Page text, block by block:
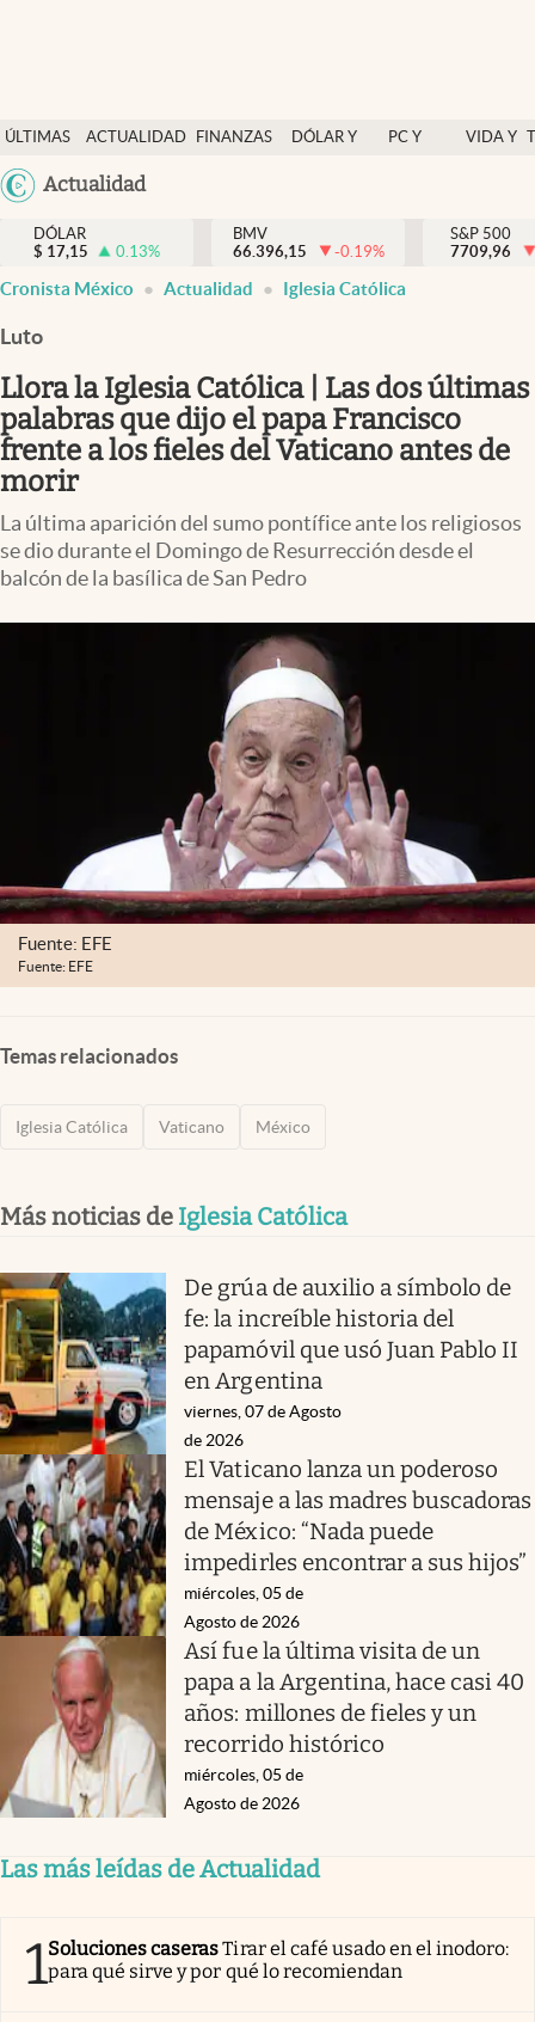
ÚLTIMAS
NOTICIAS
ACTUALIDAD
FINANZAS
DÓLAR Y
PC Y
VIDA Y
México
Actualidad
Actualidad
Finanzas y economía
Dólar y mercados
Pc y celular
Vida y estilo
Clima
DÓLAR
$ 17,15 0.13%
BMV
66.396,15
-0.19%
S&P 500
7709,96
Cronista México Actualidad Iglesia Católica
Luto
Llora la Iglesia Católica | Las dos últimas
palabras que dijo el papa Francisco
frente a los fieles del Vaticano antes de
morir
La última aparición del sumo pontífice ante los religiosos
se dio durante el Domingo de Resurrección desde el
balcón de la basílica de San Pedro
Fuente: EFE
Fuente: EFE
Temas relacionados
Iglesia Católica Vaticano México
Más noticias de Iglesia Católica
De grúa de auxilio a símbolo de
fe: la increíble historia del
papamóvil que usó Juan Pablo II
en Argentina
viernes, 07 de Agosto
de 2026
El Vaticano lanza un poderoso
mensaje a las madres buscadoras
de México: “Nada puede
impedirles encontrar a sus hijos”
miércoles, 05 de
Agosto de 2026
Así fue la última visita de un
papa a la Argentina, hace casi 40
años: millones de fieles y un
recorrido histórico
miércoles, 05 de
Agosto de 2026
Las más leídas de Actualidad
1Soluciones caserasTirar el café usado en el inodoro:
para qué sirve y por qué lo recomiendan